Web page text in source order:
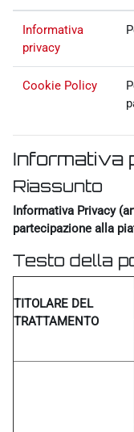
Informativa
privacy
Cookie Policy
Informativa
Riassunto
Informativa Privacy
partecipazione alla
Testo della
TITOLARE DEL
TRATTAMENTO